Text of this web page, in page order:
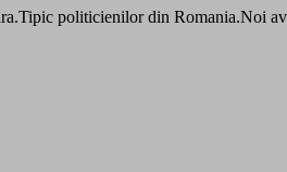
politicienilor din Romania.Noi